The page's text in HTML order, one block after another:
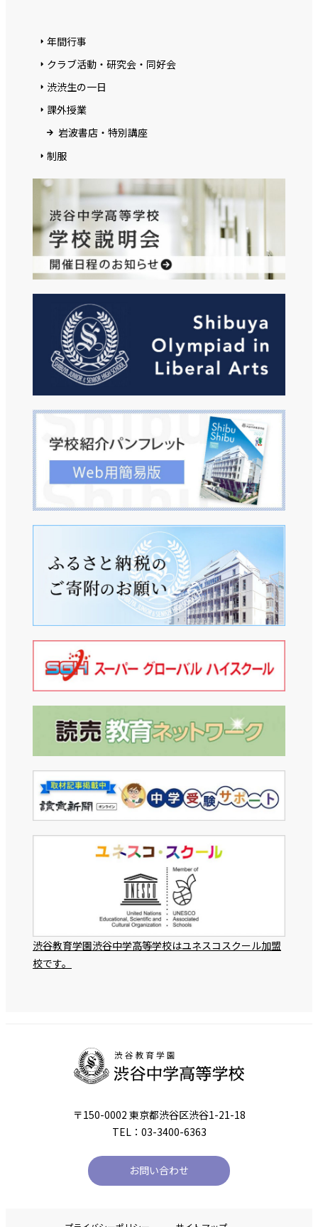
年間行事
クラブ活動・研究会・同好会
渋渋生の一日
課外授業
岩波書店・特別講座
制服
渋谷教育学園渋谷中学高等学校はユネスコスクール加盟
校です。
〒150-0002 東京都渋谷区渋谷1-21-18
TEL：03-3400-6363
お問い合わせ